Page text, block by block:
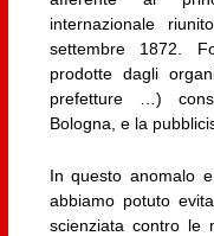
internazionale
settembre 1872.
prodotte dagli
prefetture …)
Bologna, e la
In questo anomalo
abbiamo potuto
scienziata contro le